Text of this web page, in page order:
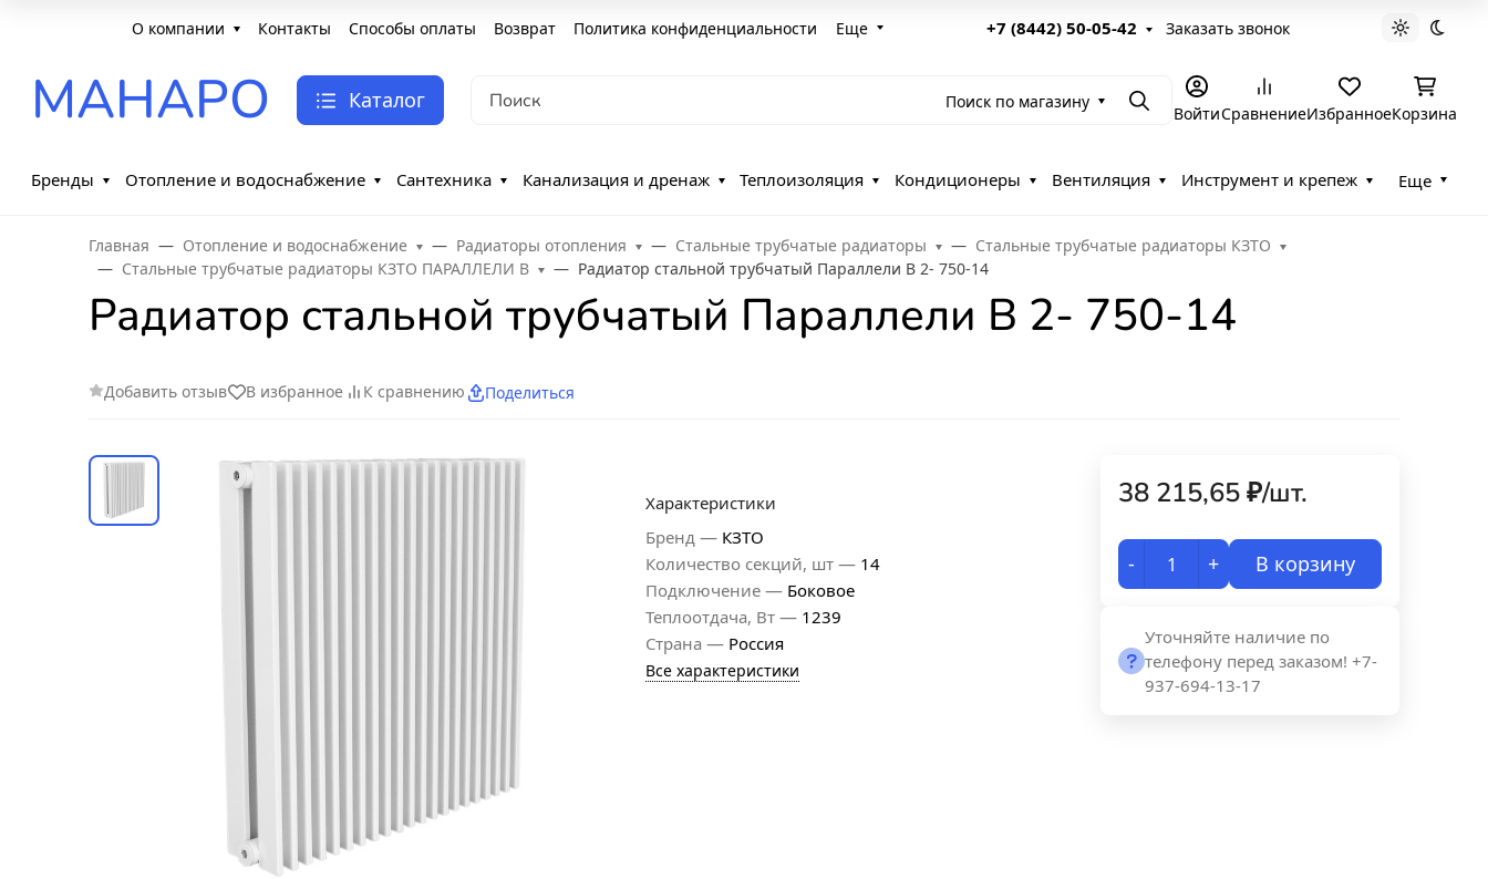
О компании Контакты Способы оплаты Возврат Политика конфиденциальности Еще +7 (8442) 50-05-42 Заказать звонок Светлая
МАНАРО Каталог Поиск по магазину ПоискВойтиСравнениеИзбранноеКорзина
Бренды Отопление и водоснабжение Сантехника Канализация и дренаж Теплоизоляция Кондиционеры Вентиляция Инструмент и крепеж Еще
Главная Отопление и водоснабжение Радиаторы отопления Стальные трубчатые радиаторы
Стальные трубчатые радиаторы КЗТО
Стальные трубчатые радиаторы КЗТО ПАРАЛЛЕЛИ В
Радиатор стальной трубчатый Параллели В 2- 750-14
Радиатор стальной трубчатый Параллели В 2- 750-14
Добавить отзыв В избранное К сравнению Поделиться
Характеристики
Бренд — КЗТО
Количество секций, шт — 14
Подключение — Боковое
Теплоотдача, Вт — 1239
Страна — Россия
Все характеристики
38 215,65₽/шт.
- + В корзину
Уточняйте наличие по
телефону перед заказом! +7-
937-694-13-17